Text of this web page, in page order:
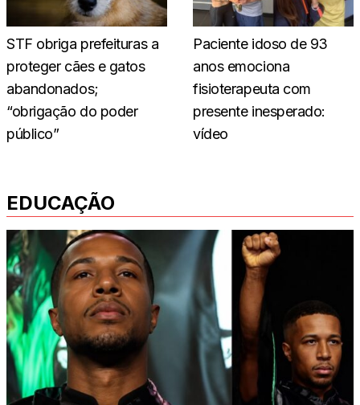
STF obriga prefeituras a
proteger cães e gatos
abandonados;
“obrigação do poder
público”
Paciente idoso de 93
anos emociona
fisioterapeuta com
presente inesperado:
vídeo
EDUCAÇÃO